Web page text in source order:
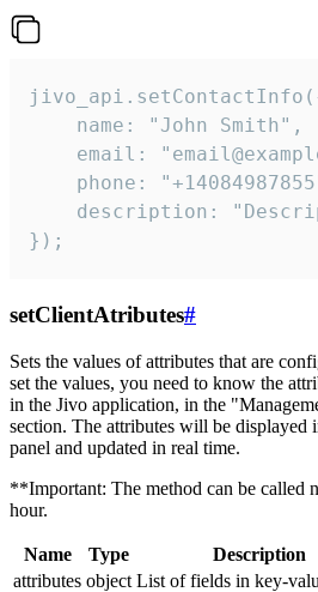
    name: "John Smith",
email:
phone:
description:
});
setClientAtributes#
Sets the values ​​of attributes that are
set the values, you need to know the
in the Jivo application, in the
section. The attributes will be displayed
panel and updated in real time.
**Important: The method can be called
hour.
Name Type
Description
attributes object List of fields in key-